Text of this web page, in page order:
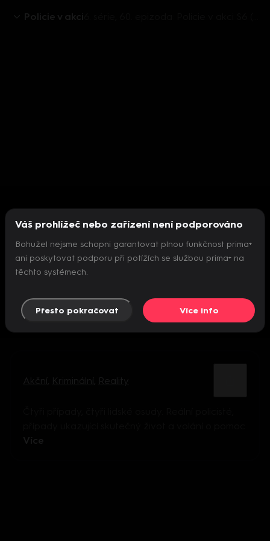
Policie v akci
Nepodařilo se inicializovat přehrávač
Akční Kriminální Reality
Více
Váš prohlížeč nebo zařízení není podporováno
Bohužel nejsme schopni garantovat plnou funkčnost prima+
ani poskytovat podporu při potížích se službou prima+ na
těchto systémech.
Přesto pokračovat Více info